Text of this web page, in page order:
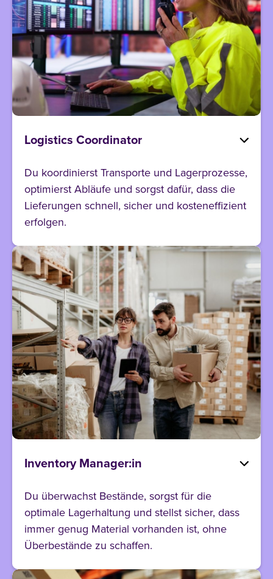
Logistics Coordinator
Du koordinierst Transporte und Lagerprozesse,
optimierst Abläufe und sorgst dafür, dass die
Lieferungen schnell, sicher und kosteneffizient
erfolgen.
Inventory Manager:in
Du überwachst Bestände, sorgst für die
optimale Lagerhaltung und stellst sicher, dass
immer genug Material vorhanden ist, ohne
Überbestände zu schaffen.